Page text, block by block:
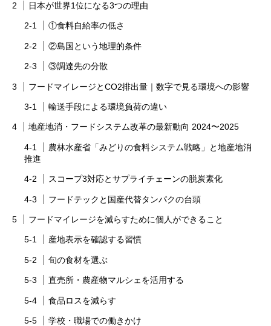
日本が世界1位になる3つの理由
①食料自給率の低さ
②島国という地理的条件
③調達先の分散
フードマイレージとCO2排出量｜数字で見る環境への影響
輸送手段による環境負荷の違い
地産地消・フードシステム改革の最新動向 2024〜2025
農林水産省「みどりの食料システム戦略」と地産地消
推進
スコープ3対応とサプライチェーンの脱炭素化
フードテックと国産代替タンパクの台頭
フードマイレージを減らすために個人ができること
産地表示を確認する習慣
旬の食材を選ぶ
直売所・農産物マルシェを活用する
食品ロスを減らす
学校・職場での働きかけ